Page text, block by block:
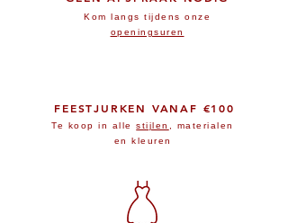
Kom langs tijdens onze
openingsuren
FEESTJURKEN VANAF €100
Te koop in allestijlen
, materialen
en kleuren